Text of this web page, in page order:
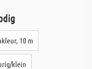
10 m
klein